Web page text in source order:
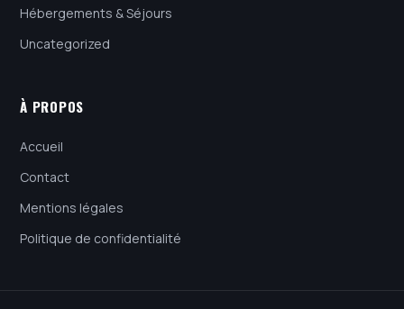
Hébergements & Séjours
Uncategorized
À PROPOS
Accueil
Contact
Mentions légales
Politique de confidentialité